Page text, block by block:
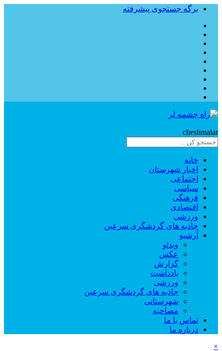
برگه جستجوی پیشرفته
cheshmalar
خانه
اخبار شهرستان
اجتماعی
سیاسی
فرهنگی
اقتصادی
ورزشی
جاذبه های گردشگری سرعین
آرشیو
ویدئو
عکس
گزارش
یادداشت
ورزشی
جاذبه های گردشگری سرعین
شهرستانی
مصاحبه
تماس با ما
درباره ما
×